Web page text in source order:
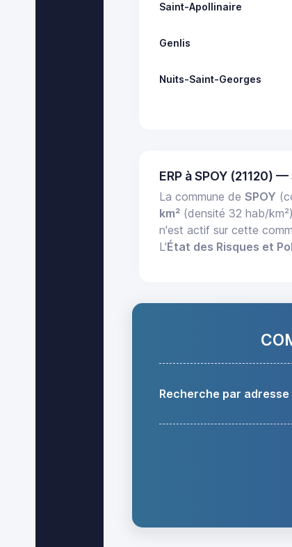
Saint-Apollinaire
Genlis
Nuits-Saint-Georges
ERP à SPOY (21120)
La commune deSPOY
km² (densité 32 hab/
n'est actif sur cette
L'État des Risques et
Recherche par adresse